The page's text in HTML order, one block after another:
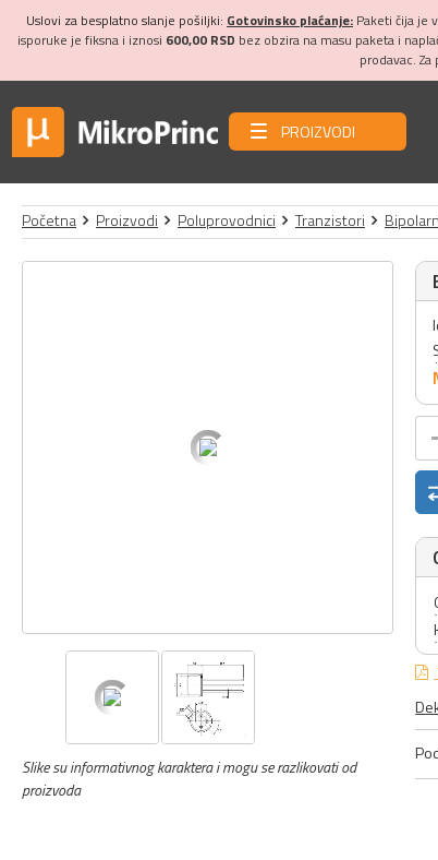
Uslovi za besplatno slanje pošiljki: Gotovinsko plaćanje: Paketi čija je
isporuke je fiksna i iznosi 600,00 RSD bez obzira na masu paketa i
prodavac.
PROIZVODI
Početna Proizvodi Poluprovodnici Tranzistori
Slike su informativnog karaktera i mogu se razlikovati od
proizvoda